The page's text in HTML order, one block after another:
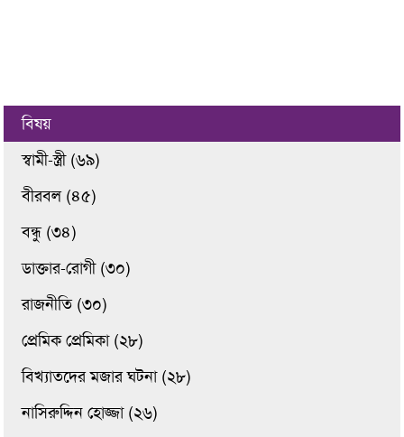
বিষয়
স্বামী-স্ত্রী (৬৯)
বীরবল (৪৫)
বন্ধু (৩৪)
ডাক্তার-রোগী (৩০)
রাজনীতি (৩০)
প্রেমিক প্রেমিকা (২৮)
বিখ্যাতদের মজার ঘটনা (২৮)
নাসিরুদ্দিন হোজ্জা (২৬)